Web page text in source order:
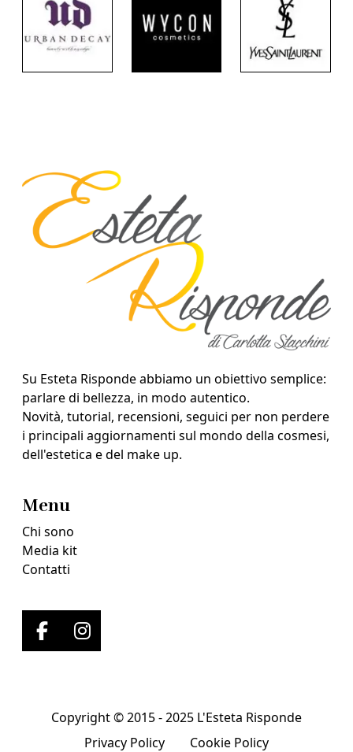
Su Esteta Risponde abbiamo un obiettivo semplice:
parlare di bellezza, in modo autentico.
Novità, tutorial, recensioni, seguici per non perdere
i principali aggiornamenti sul mondo della cosmesi,
dell'estetica e del make up.
Menu
Chi sono
Media kit
Contatti
Copyright © 2015 - 2025 L'Esteta Risponde
Privacy Policy
Cookie Policy